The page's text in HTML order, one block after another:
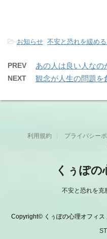
-お知らせ 不安と恐れを緩め
PREV あの人は良い人なの
NEXT 観念が人生の問題を
利用規約 プライバシー
くぅぽの
不安と恐れを克
Copyright© くぅぽの心理オフィ